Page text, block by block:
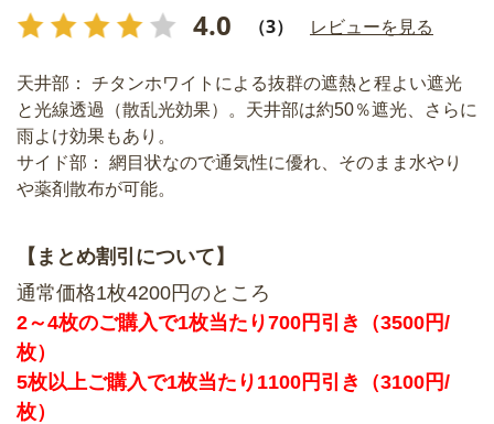
4.0 （3） レビューを見る
天井部： チタンホワイトによる抜群の遮熱と程よい遮光
と光線透過（散乱光効果）。天井部は約50％遮光、さらに
雨よけ効果もあり。
サイド部： 網目状なので通気性に優れ、そのまま水やり
や薬剤散布が可能。
【まとめ割引について】
通常価格1枚4200円のところ
2～4枚のご購入で1枚当たり700円引き（3500円/
枚）
5枚以上ご購入で1枚当たり1100円引き（3100円/
枚）